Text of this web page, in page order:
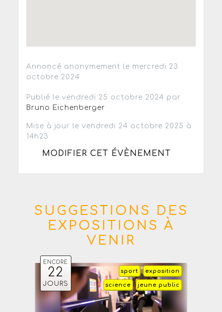
Annoncé anonymement le mercredi 23
octobre 2024
Publié le vendredi 25 octobre 2024 par
Bruno Eichenberger
Mise à jour le vendredi 24 octobre 2025 à
14h23
MODIFIER CET ÉVÈNEMENT
SUGGESTIONS DES
EXPOSITIONS À
VENIR
ENCORE
22
JOURS
exposition
sport
jeune public
science